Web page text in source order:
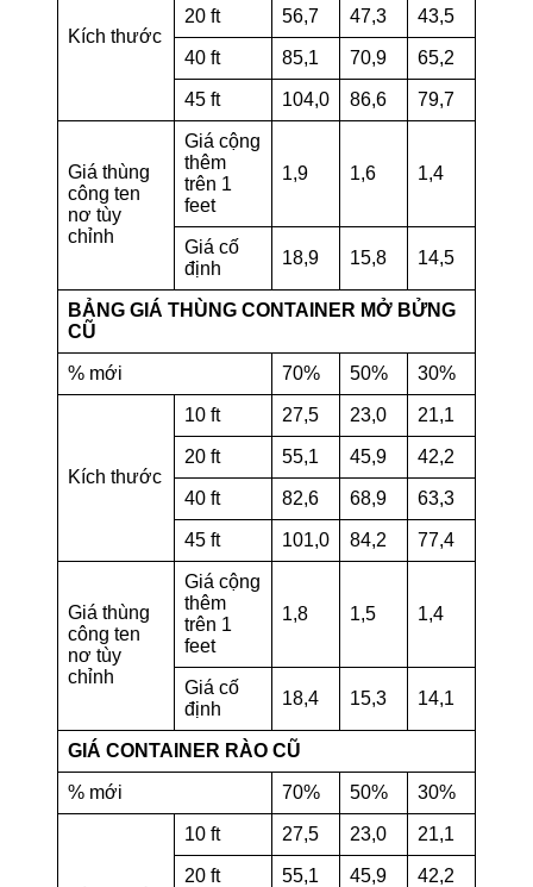
Kích thước
20 ft 56,7 47,3 43,5
40 ft 85,1 70,9 65,2
45 ft 104,0 86,6 79,7
Giá thùng
công ten
nơ tùy
chỉnh
Giá cộng
thêm
trên 1
feet
1,9 1,6 1,4
Giá cố
định
18,9 15,8 14,5
BẢNG GIÁ THÙNG CONTAINER MỞ BỬNG
CŨ
% mới 70% 50% 30%
Kích thước
10 ft 27,5 23,0 21,1
20 ft 55,1 45,9 42,2
40 ft 82,6 68,9 63,3
45 ft 101,0 84,2 77,4
Giá thùng
công ten
nơ tùy
chỉnh
Giá cộng
thêm
trên 1
feet
1,8 1,5 1,4
Giá cố
định
18,4 15,3 14,1
GIÁ CONTAINER RÀO CŨ
% mới 70% 50% 30%
10 ft 27,5 23,0 21,1
20 ft 55,1 45,9 42,2